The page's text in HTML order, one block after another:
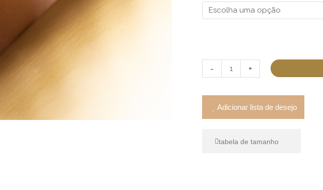
- +
Adicionar lista de desejo
tabela de tamanho